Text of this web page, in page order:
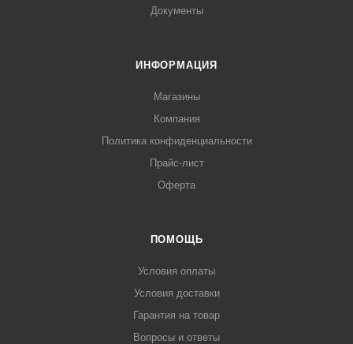
Документы
ИНФОРМАЦИЯ
Магазины
Компания
Политика конфиденциальности
Прайс-лист
Оферта
ПОМОЩЬ
Условия оплаты
Условия доставки
Гарантия на товар
Вопросы и ответы